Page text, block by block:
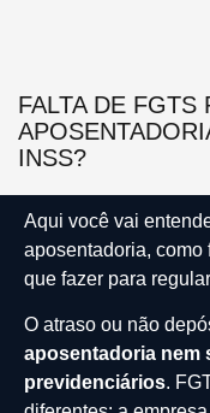
FALTA DE FGTS
INSS?
Aqui você vai
aposentadoria, como
que fazer para
O atraso ou não
aposentadoria nem
previdenciários.